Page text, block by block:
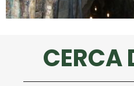
CERCA